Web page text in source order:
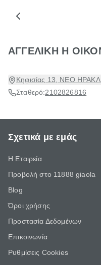
ΑΓΓΕΛΙΚΗ Η
Κηφισίας 13, ΝΕΟ
Σταθερό:2102826816
Σχετικά με εμάς
Η Εταιρεία
Προβολή στο 11888 giaola
Blog
Όροι χρήσης
Προστασία Δεδομένων
Επικοινωνία
Ρυθμίσεις Cookies